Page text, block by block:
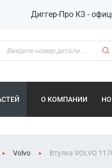
Диггер-Про КЗ -
О КОМПАНИИ
Volvo Втулка VOLVO